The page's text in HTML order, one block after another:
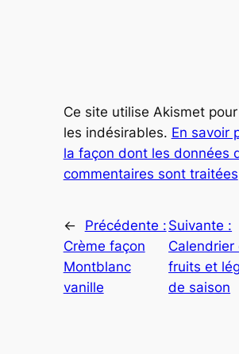
Ce site utilise Akismet
les indésirables. En savoir
la façon dont les données
commentaires sont traitées
←
Précédente :
Crème façon
Montblanc
vanille
Suivante :
Calendrier
fruits et
de saison